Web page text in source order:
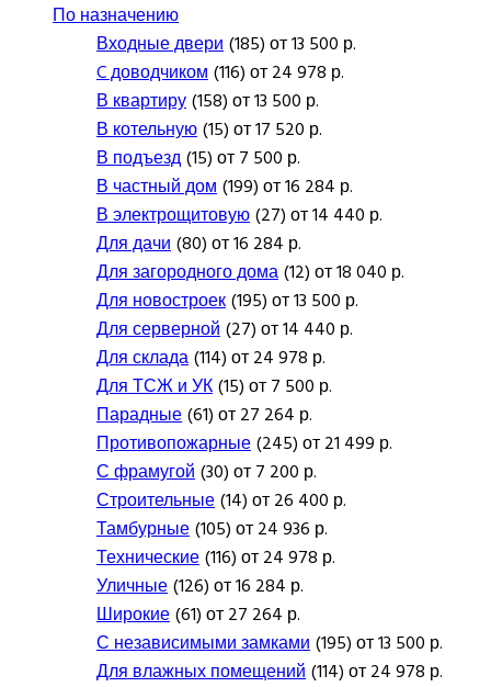
По назначению
Входные двери(185) от 13 500 р.
C доводчиком(116) от 24 978 р.
В квартиру(158) от 13 500 р.
В котельную(15) от 17 520 р.
В подъезд(15) от 7 500 р.
В частный дом(199) от 16 284 р.
В электрощитовую(27) от 14 440 р.
Для дачи(80) от 16 284 р.
Для загородного дома(12) от 18 040 р.
Для новостроек(195) от 13 500 р.
Для серверной(27) от 14 440 р.
Для склада(114) от 24 978 р.
Для ТСЖ и УК(15) от 7 500 р.
Парадные(61) от 27 264 р.
Противопожарные(245) от 21 499 р.
С фрамугой(30) от 7 200 р.
Строительные(14) от 26 400 р.
Тамбурные(105) от 24 936 р.
Технические(116) от 24 978 р.
Уличные(126) от 16 284 р.
Широкие(61) от 27 264 р.
С независимыми замками(195) от 13 500 р.
Для влажных помещений(114) от 24 978 р.